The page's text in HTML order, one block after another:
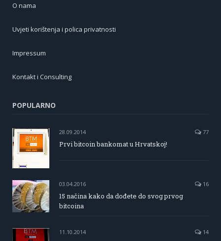
O nama
Uvjeti korištenja i polica privatnosti
Impressum
Kontakt i Consulting
POPULARNO
28.09.2014 77
Prvi bitcoin bankomat u Hrvatskoj!
03.04.2016 16
15 načina kako da dođete do svog prvog
bitcoina
11.10.2014 14